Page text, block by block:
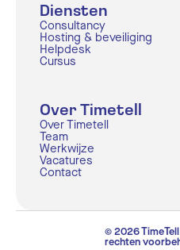
Diensten
Consultancy
Hosting & beveiliging
Helpdesk
Cursus
Over Timetell
Over Timetell
Team
Werkwijze
Vacatures
Contact
© 2026 TimeTell
rechten